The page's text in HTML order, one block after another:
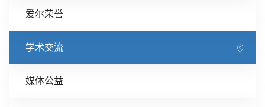
爱尔荣誉
学术交流
媒体公益